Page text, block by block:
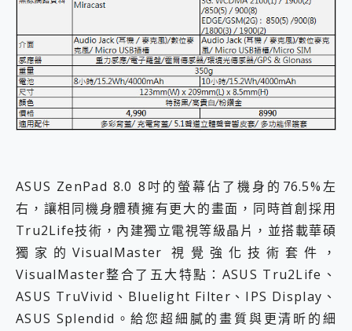
ASUS ZenPad 8.0 8吋的螢幕佔了機身的76.5%左
右，讓相同機身體積擁有更大的畫面，同時首創採用
Tru2Life技術，內建獨立電視等級晶片，並搭載華碩
獨家的VisualMaster 視覺強化技術套件，
VisualMaster整合了五大特點：ASUS Tru2Life、
ASUS TruVivid、Bluelight Filter、IPS Display、
ASUS Splendid。給您超細膩的畫質與更清昕的細